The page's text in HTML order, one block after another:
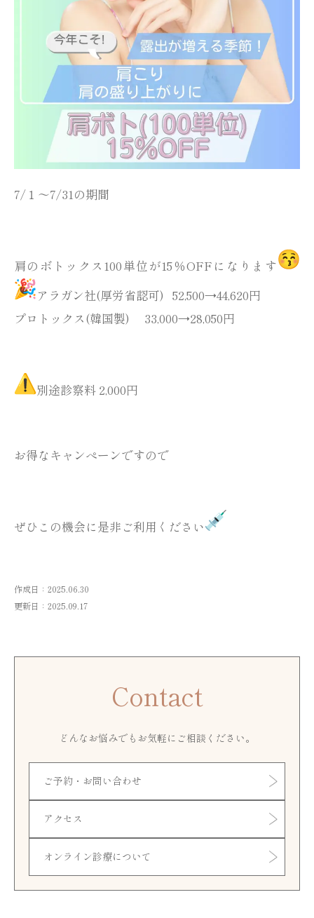
7/１～7/31の期間
肩のボトックス100単位が15％OFFになります
アラガン社(厚労省認可) 52,500→44,620円
プロトックス(韓国製) 33,000→28,050円
別途診察料 2,000円
お得なキャンぺーンですので
ぜひこの機会に是非ご利用ください
作成日：2025.06.30
更新日：2025.09.17
Contact
どんなお悩みでもお気軽にご相談ください。
ご予約・お問い合わせ
アクセス
オンライン診療について